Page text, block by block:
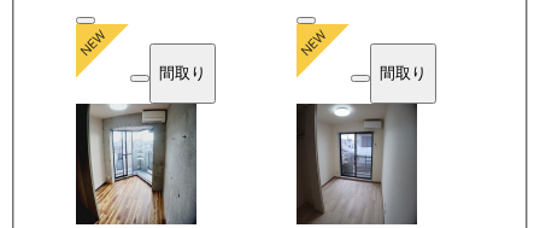
間取り 間取り